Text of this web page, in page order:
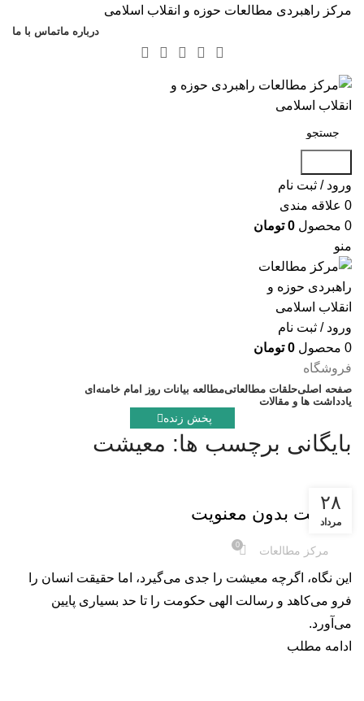
مرکز راهبردی مطالعات حوزه و انقلاب اسلامی
درباره ماتماس با ما
ورود / ثبت نام
0 علاقه مندی
0 محصول 0 تومان
منو
ورود / ثبت نام
0 محصول 0 تومان
فروشگاه
صفحه اصلیحلقات مطالعاتیمطالعه بیانات روز امام خامنه‌ای
یادداشت ها و مقالات
پخش زنده
بایگانی برچسب ها: معیشت
۲۸
مرداد
معیشت بدون معنویت
مرکز مطالعات 0
این نگاه، اگرچه معیشت را جدی می‌گیرد، اما حقیقت انسان را
فرو می‌کاهد و رسالت الهی حکومت را تا حد بسیاری پایین
می‌آورد.
ادامه مطلب